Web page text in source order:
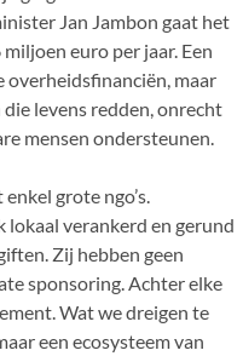
Jan Jambon gaat het
euro per jaar. Een
overheidsfinanciën, maar
levens redden, onrecht
mensen ondersteunen.
grote ngo’s.
verankerd en gerund
Zij hebben geen
sponsoring. Achter elke
Wat we dreigen te
een ecosysteem van